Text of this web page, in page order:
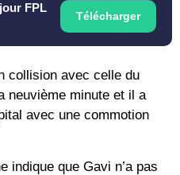
FPL
Télécharger
collision avec celle du
neuvième minute et il a
avec une commotion
indique que Gavi n’a pas